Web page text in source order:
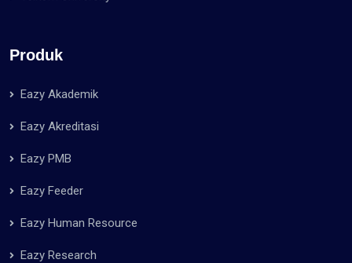
Produk
Eazy Akademik
Eazy Akreditasi
Eazy PMB
Eazy Feeder
Eazy Human Resource
Eazy Research